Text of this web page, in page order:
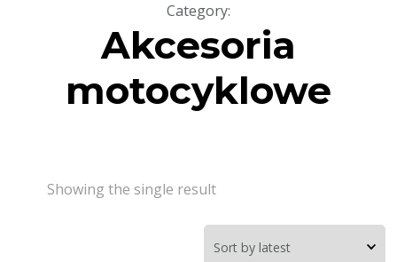
Category:
Akcesoria
motocyklowe
Showing the single result